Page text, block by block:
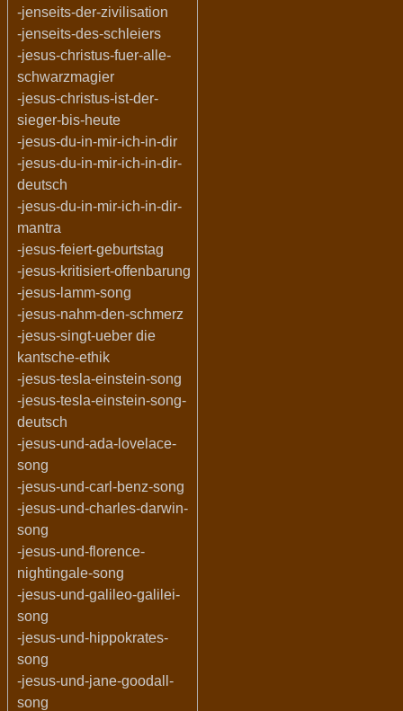
-jenseits-der-zivilisation
-jenseits-des-schleiers
-jesus-christus-fuer-alle-
schwarzmagier
-jesus-christus-ist-der-
sieger-bis-heute
-jesus-du-in-mir-ich-in-dir
-jesus-du-in-mir-ich-in-dir-
deutsch
-jesus-du-in-mir-ich-in-dir-
mantra
-jesus-feiert-geburtstag
-jesus-kritisiert-offenbarung
-jesus-lamm-song
-jesus-nahm-den-schmerz
-jesus-singt-ueber die
kantsche-ethik
-jesus-tesla-einstein-song
-jesus-tesla-einstein-song-
deutsch
-jesus-und-ada-lovelace-
song
-jesus-und-carl-benz-song
-jesus-und-charles-darwin-
song
-jesus-und-florence-
nightingale-song
-jesus-und-galileo-galilei-
song
-jesus-und-hippokrates-
song
-jesus-und-jane-goodall-
song